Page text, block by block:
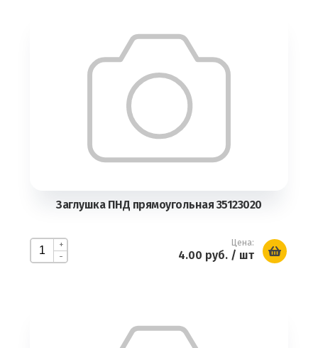
Заглушка ПНД прямоугольная 35123020
+
-
Цена:
4.00 руб./ шт